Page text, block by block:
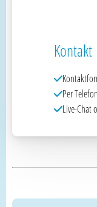
Kontakt
Per
Live-Chat